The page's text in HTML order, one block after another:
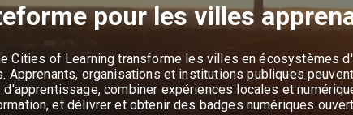
pour les villes
Cities of Learning transforme les villes en écosystèmes
Apprenants, organisations et institutions publiques
combiner expériences locales et
et délivrer et obtenir des badges numériques